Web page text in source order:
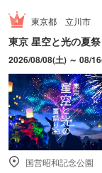
東京都 立川市
東京 星空と光の夏
2026/08/08(土) ～ 08/
国営昭和記念公園